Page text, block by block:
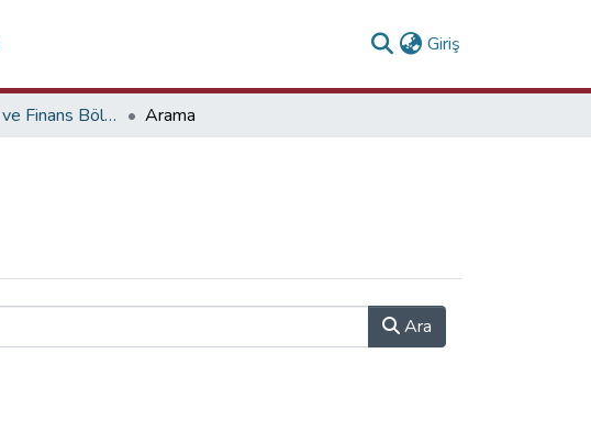
Giriş
İslam İktisadı ve Finans Bölümü Koleksiyonu Arama
Ara